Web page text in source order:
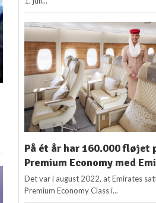
På ét år har 160.000 fløjet
Premium Economy med
Det var i august 2022, at Emirates
Premium Economy Class i...